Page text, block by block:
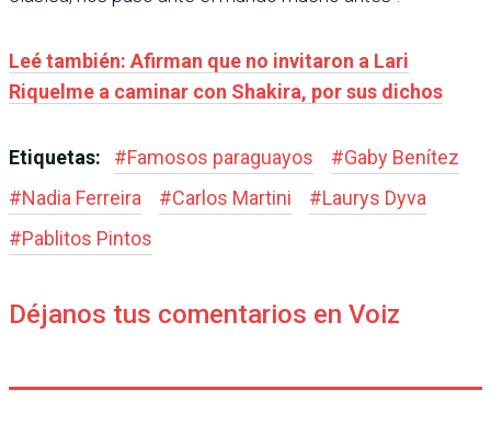
Leé también: Afirman que no invitaron a Lari
Riquelme a caminar con Shakira, por sus dichos
Etiquetas: #Famosos paraguayos #Gaby Benítez
#Nadia Ferreira #Carlos Martini #Laurys Dyva
#Pablitos Pintos
Déjanos tus comentarios en Voiz